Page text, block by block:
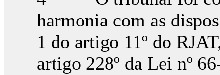
harmonia com as
1 do artigo 11º do
artigo 228º da Lei nº